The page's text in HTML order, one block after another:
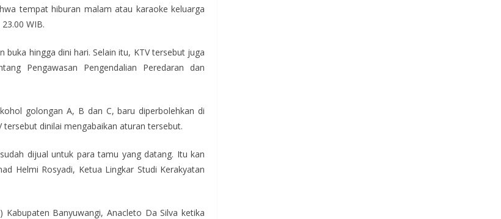
tempat hiburan malam atau karaoke keluarga
WIB.
hingga dini hari. Selain itu, KTV tersebut juga
Pengawasan Pengendalian Peredaran dan
golongan A, B dan C, baru diperbolehkan di
tersebut dinilai mengabaikan aturan tersebut.
dijual untuk para tamu yang datang. Itu kan
Helmi Rosyadi, Ketua Lingkar Studi Kerakyatan
Banyuwangi, Anacleto Da Silva ketika